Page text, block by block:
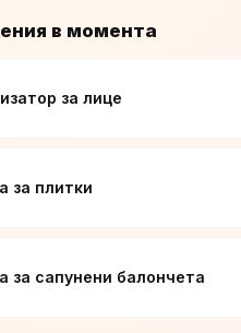
в момента
за лице
за плитки
за сапунени балончета